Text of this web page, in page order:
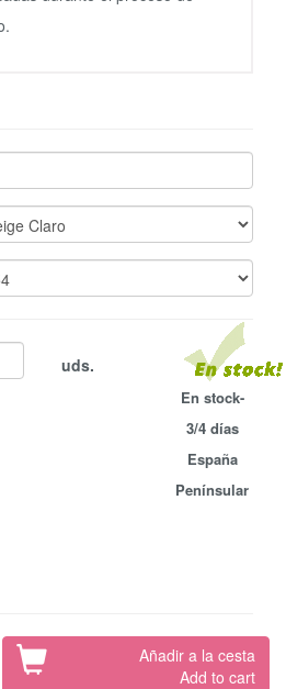
uds.
En stock-
3/4 días
España
Penínsular
Añadir a la cesta
Add to cart